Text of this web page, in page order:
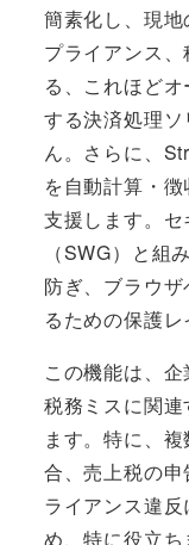
簡素化し、現
プライアンス
る、これほど
する決済処理
ん。さらに、
を自動計算・
支援します。
（SWG）と組
防ぎ、ブラウ
るための保護レ
この機能は、企
税務ミスに関
ます。特に、
合、売上税の申
ライアンス違反
め、特に役立